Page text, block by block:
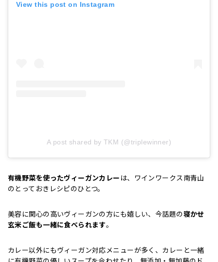
View this post on Instagram
A post shared by TKM (@triplewinner)
有機野菜を使ったヴィーガンカレー は、ワインワークス南青山
のとっておきレシピのひとつ。
美容に関心の高いヴィーガンの方にも嬉しい、今話題の寝かせ
玄米ご飯も一緒に食べられます。
カレー以外にもヴィーガン対応メニューが多く、カレーと一緒